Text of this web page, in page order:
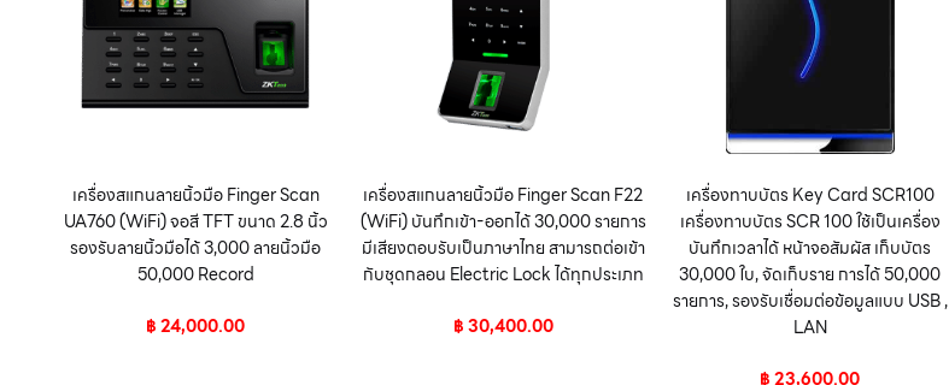
เครื่องสแกนลายนิ้วมือ Finger Scan
UA760 (WiFi) จอสี TFT ขนาด 2.8 นิ้ว
รองรับลายนิ้วมือได้ 3,000 ลายนิ้วมือ
50,000 Record
฿24,000.00
เครื่องสแกนลายนิ้วมือ Finger Scan F22
(WiFi) บันทึกเข้า-ออกได้ 30,000 รายการ
มีเสียงตอบรับเป็นภาษาไทย สามารถต่อเข้า
กับชุดกลอน Electric Lock ได้ทุกประเภท
฿30,400.00
เครื่องทาบบัตร Key Card SCR100
เครื่องทาบบัตร SCR 100 ใช้เป็นเครื่อง
บันทึกเวลาได้ หน้าจอสัมผัส เก็บบัตร
30,000 ใบ, จัดเก็บราย การได้ 50,000
รายการ, รองรับเชื่อมต่อข้อมูลแบบ USB ,
LAN
฿23,600.00